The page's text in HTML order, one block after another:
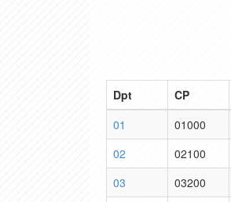
Dpt CP
01
01000
02
02100
03
03200